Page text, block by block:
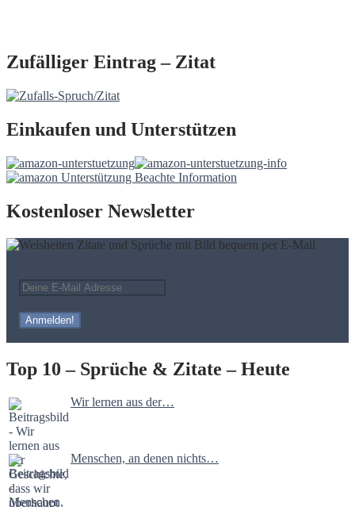
Zufälliger Eintrag – Zitat
Einkaufen und Unterstützen
Kostenloser Newsletter
Top 10 – Sprüche & Zitate – Heute
Wir lernen aus der…
Menschen, an denen nichts…